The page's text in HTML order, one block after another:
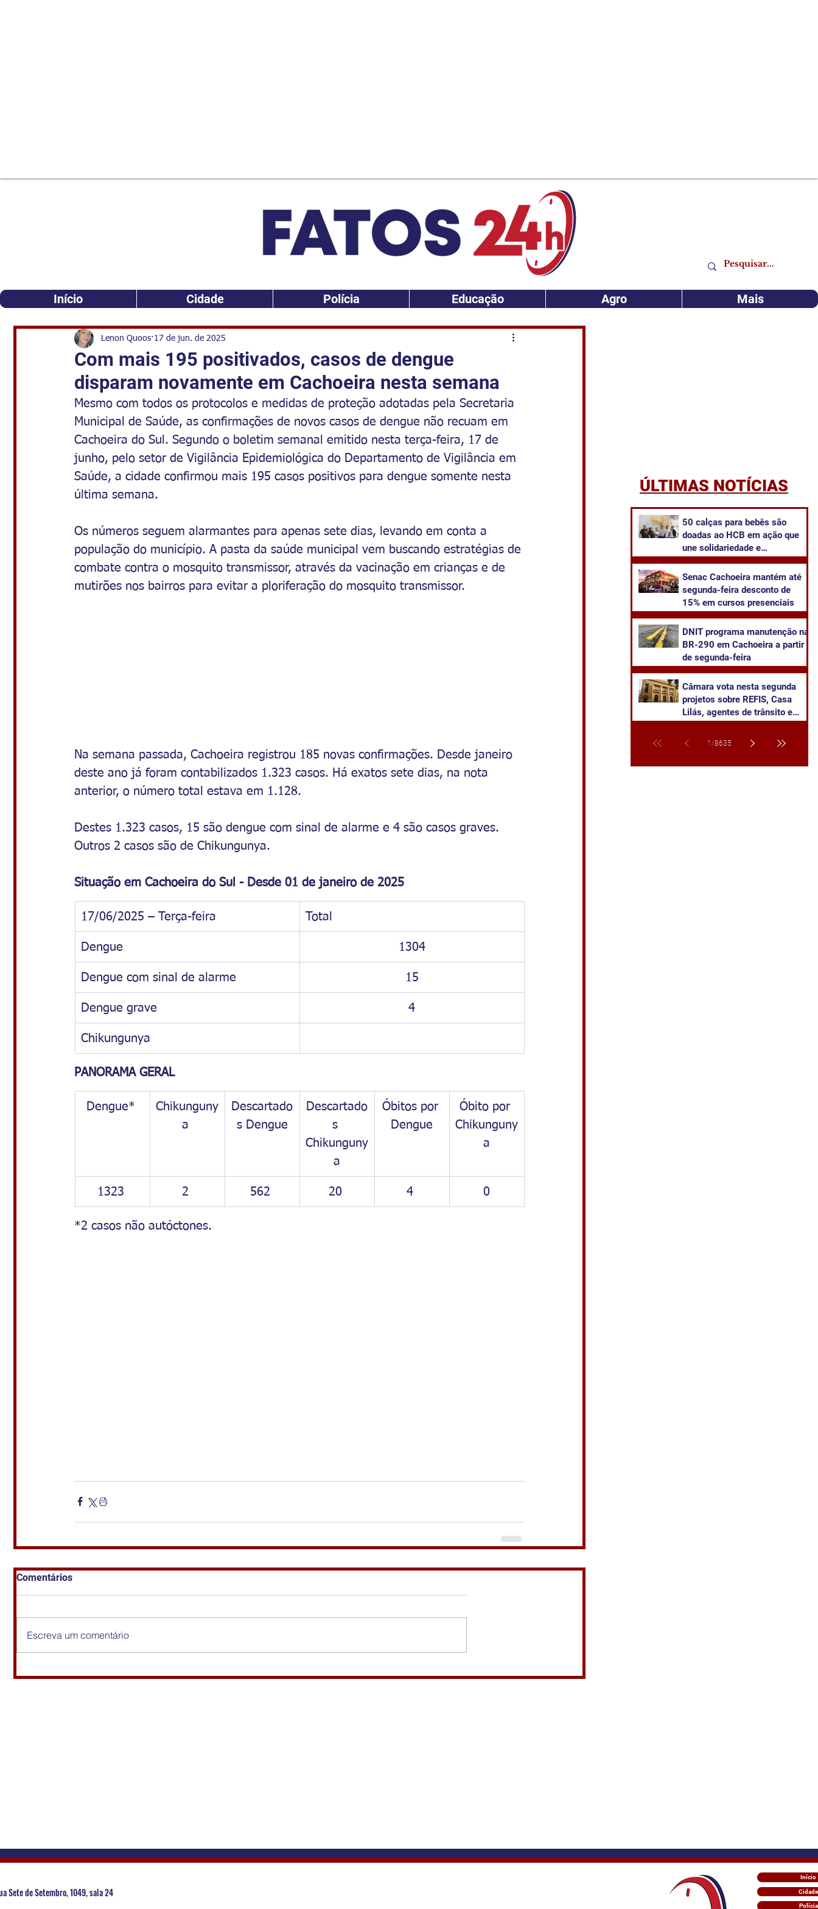
Início Cidade Polícia Educação Agro Mais
Com mais 195 positivados, casos de dengue
disparam novamente em Cachoeira nesta semana
Lenon Quoos 17 de jun. de 2025
Mesmo com todos os protocolos e medidas de proteção adotadas pela Secretaria
Municipal de Saúde, as confirmações de novos casos de dengue não recuam em
Cachoeira do Sul. Segundo o boletim semanal emitido nesta terça-feira, 17 de
junho, pelo setor de Vigilância Epidemiológica do Departamento de Vigilância em
Saúde, a cidade confirmou mais 195 casos positivos para dengue somente nesta
última semana.
Os números seguem alarmantes para apenas sete dias, levando em conta a
população do município. A pasta da saúde municipal vem buscando estratégias de
combate contra o mosquito transmissor, através da vacinação em crianças e de
mutirões nos bairros para evitar a ploriferação do mosquito transmissor.
Na semana passada, Cachoeira registrou 185 novas confirmações. Desde janeiro
deste ano já foram contabilizados 1.323 casos. Há exatos sete dias, na nota
anterior, o número total estava em 1.128.
Destes 1.323 casos, 15 são dengue com sinal de alarme e 4 são casos graves.
Outros 2 casos são de Chikungunya.
Situação em Cachoeira do Sul - Desde 01 de janeiro de 2025
17/06/2025 – Terça-feira Total
Dengue 1304
Dengue com sinal de alarme 15
Dengue grave 4
Chikungunya
PANORAMA GERAL
Dengue*
Chikunguny
a
Descartado
s Dengue
Descartado
s
Chikunguny
a
Óbitos por
Dengue
Óbito por
Chikunguny
a
1323 2 562 20 4 0
*2 casos não autóctones.
Comentários
Escreva um comentário
ÚLTIMAS NOTÍCIAS
50 calças para bebês são
doadas ao HCB em ação que
une solidariedade e
Senac Cachoeira mantém até
segunda-feira desconto de
15% em cursos presenciais
DNIT programa manutenção na
BR-290 em Cachoeira a partir
de segunda-feira
Câmara vota nesta segunda
projetos sobre REFIS, Casa
Lilás, agentes de trânsito e
1 /8635
Sete de Setembro, 1049, sala 24
Início
Cidade
Polícia